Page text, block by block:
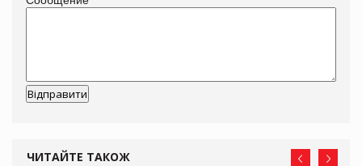
ЧИТАЙТЕ ТАКОЖ